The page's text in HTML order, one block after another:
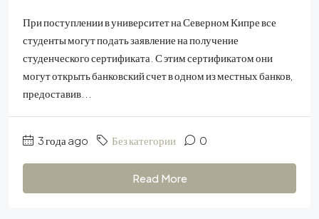
При поступлении в университет на Северном Кипре все
студенты могут подать заявление на получение
студенческого сертификата. С этим сертификатом они
могут открыть банковский счет в одном из местных банков,
предоставив...
3 года ago Без категории 0
Read More